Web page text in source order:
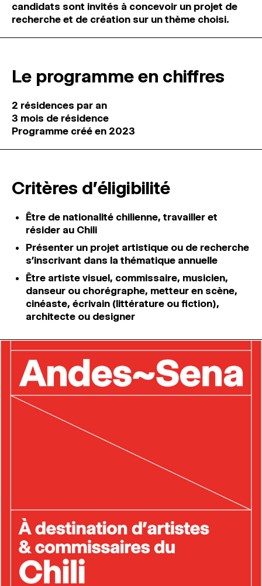
candidats sont invités à concevoir un projet de
recherche et de création sur un thème choisi.
Le programme en chiffres
2 résidences par an
3 mois de résidence
Programme créé en 2023
Critères d'éligibilité
Être de nationalité chilienne, travailler et
résider au Chili
Présenter un projet artistique ou de recherche
s’inscrivant dans la thématique annuelle
Être artiste visuel, commissaire, musicien,
danseur ou chorégraphe, metteur en scène,
cinéaste, écrivain (littérature ou fiction),
architecte ou designer